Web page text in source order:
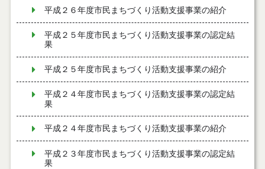
平成２６年度市民まちづくり活動支援事業の紹介
平成２５年度市民まちづくり活動支援事業の認定結
果
平成２５年度市民まちづくり活動支援事業の紹介
平成２４年度市民まちづくり活動支援事業の認定結
果
平成２４年度市民まちづくり活動支援事業の紹介
平成２３年度市民まちづくり活動支援事業の認定結
果